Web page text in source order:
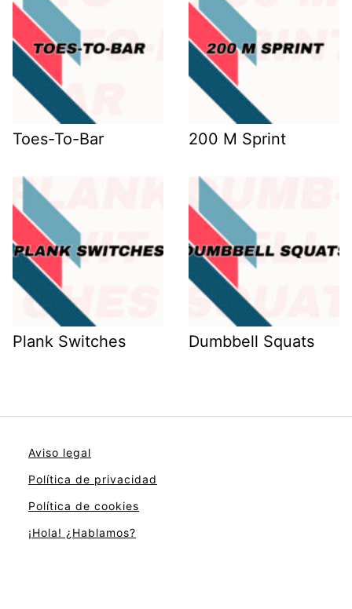
Toes-To-Bar 200 M Sprint
Plank Switches Dumbbell Squats
Aviso legal
Política de privacidad
Política de cookies
¡Hola! ¿Hablamos?